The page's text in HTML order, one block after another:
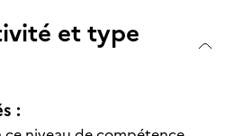
et type
: